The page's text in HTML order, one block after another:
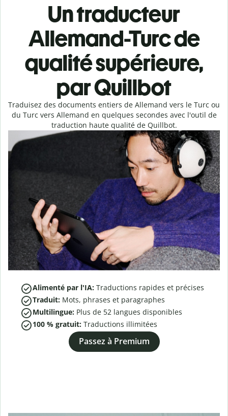
Un traducteur
Allemand-Turc de
qualité supérieure,
par Quillbot
Traduisez des documents entiers de Allemand vers le Turc ou
du Turc vers Allemand en quelques secondes avec l'outil de
traduction haute qualité de Quillbot.
Alimenté par l'IA: Traductions rapides et précises
Traduit: Mots, phrases et paragraphes
Multilingue: Plus de 52 langues disponibles
100 % gratuit: Traductions illimitées
Passez à Premium